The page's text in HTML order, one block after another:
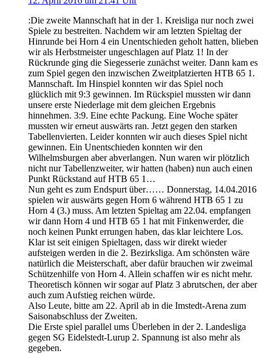
:Die zweite Mannschaft hat in der 1. Kreisliga nur noch zwei
Spiele zu bestreiten. Nachdem wir am letzten Spieltag der
Hinrunde bei Horn 4 ein Unentschieden geholt hatten, blieben
wir als Herbstmeister ungeschlagen auf Platz 1! In der
Rückrunde ging die Siegesserie zunächst weiter. Dann kam es
zum Spiel gegen den inzwischen Zweitplatzierten HTB 65 1.
Mannschaft. Im Hinspiel konnten wir das Spiel noch
glücklich mit 9:3 gewinnen. Im Rückspiel mussten wir dann
unsere erste Niederlage mit dem gleichen Ergebnis
hinnehmen. 3:9. Eine echte Packung. Eine Woche später
mussten wir erneut auswärts ran. Jetzt gegen den starken
Tabellenvierten. Leider konnten wir auch dieses Spiel nicht
gewinnen. Ein Unentschieden konnten wir den
Wilhelmsburgen aber abverlangen. Nun waren wir plötzlich
nicht nur Tabellenzweiter, wir hatten (haben) nun auch einen
Punkt Rückstand auf HTB 65 1…
Nun geht es zum Endspurt über…… Donnerstag, 14.04.2016
spielen wir auswärts gegen Horn 6 während HTB 65 1 zu
Horn 4 (3.) muss. Am letzten Spieltag am 22.04. empfangen
wir dann Horn 4 und HTB 65 1 hat mit Finkenwerder, die
noch keinen Punkt errungen haben, das klar leichtere Los.
Klar ist seit einigen Spieltagen, dass wir direkt wieder
aufsteigen werden in die 2. Bezirksliga. Am schönsten wäre
natürlich die Meisterschaft, aber dafür brauchen wir zweimal
Schützenhilfe von Horn 4. Allein schaffen wir es nicht mehr.
Theoretisch können wir sogar auf Platz 3 abrutschen, der aber
auch zum Aufstieg reichen würde.
Also Leute, bitte am 22. April ab in die Imstedt-Arena zum
Saisonabschluss der Zweiten.
Die Erste spiel parallel ums Überleben in der 2. Landesliga
gegen SG Eidelstedt-Lurup 2. Spannung ist also mehr als
gegeben.